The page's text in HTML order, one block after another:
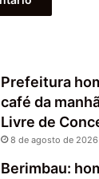
Prefeitura
café da
Livre de
8 de agosto de 2026
Berimbau: